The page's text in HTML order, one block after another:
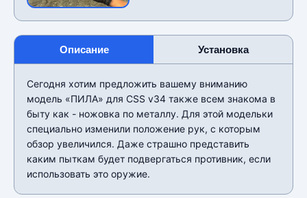
Описание Установка
Сегодня хотим предложить вашему вниманию
модель «ПИЛА» для CSS v34 также всем знакома в
быту как - ножовка по металлу. Для этой модельки
специально изменили положение рук, с которым
обзор увеличился. Даже страшно представить
каким пыткам будет подвергаться противник, если
использовать это оружие.